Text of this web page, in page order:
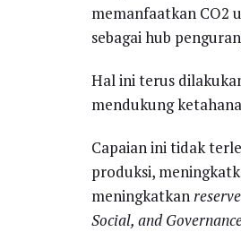
memanfaatkan CO2
sebagai hub
Hal ini terus
mendukung
Capaian ini tidak
produksi,
meningkatkan
Social, and